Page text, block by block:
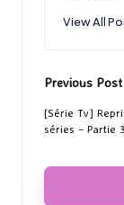
View All
Post
Previous Post
[Série Tv]
séries – Partie 3